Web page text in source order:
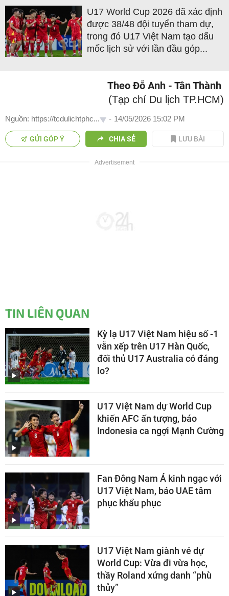
U17 World Cup 2026 đã xác định
được 38/48 đội tuyển tham dự,
trong đó U17 Việt Nam tạo dấu
mốc lịch sử với lần đầu góp...
Theo Đỗ Anh - Tân Thành
(Tạp chí Du lịch TP.HCM)
Nguồn: https://tcdulichtphc... - 14/05/2026 15:02 PM
GỬI GÓP Ý CHIA SẺ LƯU BÀI
TIN LIÊN QUAN
Kỳ lạ U17 Việt Nam hiệu số -1
vẫn xếp trên U17 Hàn Quốc,
đối thủ U17 Australia có đáng
lo?
U17 Việt Nam dự World Cup
khiến AFC ấn tượng, báo
Indonesia ca ngợi Mạnh Cường
Fan Đông Nam Á kinh ngạc với
U17 Việt Nam, báo UAE tâm
phục khẩu phục
U17 Việt Nam giành vé dự
World Cup: Vừa đi vừa học,
thầy Roland xứng danh “phù
thủy”